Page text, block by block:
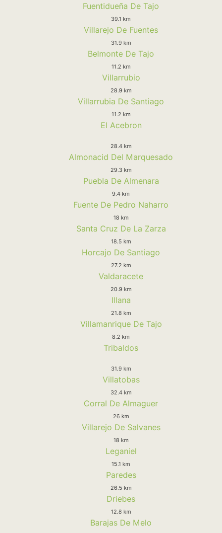
Fuentidueña De Tajo
39.1 km
Villarejo De Fuentes
31.9 km
Belmonte De Tajo
11.2 km
Villarrubio
28.9 km
Villarrubia De Santiago
11.2 km
El Acebron
28.4 km
Almonacid Del Marquesado
29.3 km
Puebla De Almenara
9.4 km
Fuente De Pedro Naharro
18 km
Santa Cruz De La Zarza
18.5 km
Horcajo De Santiago
27.2 km
Valdaracete
20.9 km
Illana
21.8 km
Villamanrique De Tajo
8.2 km
Tribaldos
31.9 km
Villatobas
32.4 km
Corral De Almaguer
26 km
Villarejo De Salvanes
18 km
Leganiel
15.1 km
Paredes
26.5 km
Driebes
12.8 km
Barajas De Melo